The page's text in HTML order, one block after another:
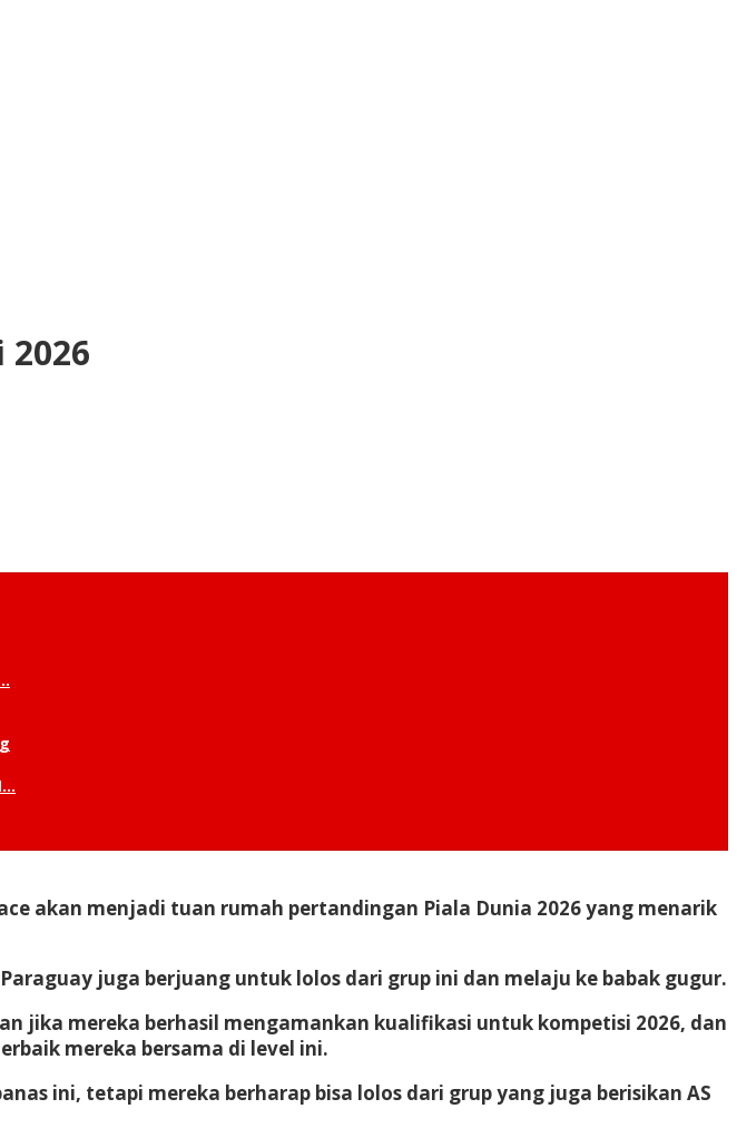
akan menjadi tuan rumah pertandingan Piala Dunia 2026 yang menarik
juga berjuang untuk lolos dari grup ini dan melaju ke babak gugur.
jika mereka berhasil mengamankan kualifikasi untuk kompetisi 2026, dan
mereka bersama di level ini.
ini, tetapi mereka berharap bisa lolos dari grup yang juga berisikan AS